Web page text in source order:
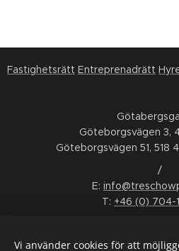
Fastighetsrätt Entreprenadrätt
Göteborgsvägen 3,
Göteborgsvägen 51, 518
/
E:
T: +46 (0) 704-
LinkedIn Facebook
Vi använder cookies för att